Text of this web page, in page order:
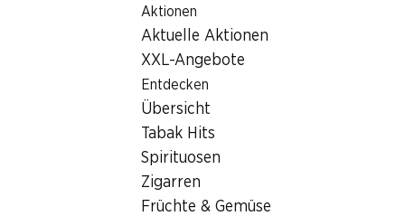
Aktionen
Aktuelle Aktionen
XXL-Angebote
Entdecken
Übersicht
Tabak Hits
Spirituosen
Zigarren
Früchte & Gemüse
Filialsuche
Denner Filiale Rue du Simplon 37, 1920 Martigny
1920 Martigny, Centre